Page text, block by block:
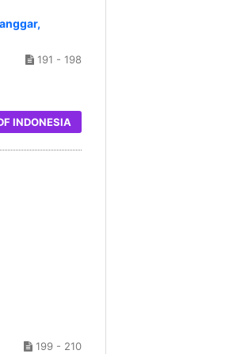
191 - 198
INDONESIA
199 - 210